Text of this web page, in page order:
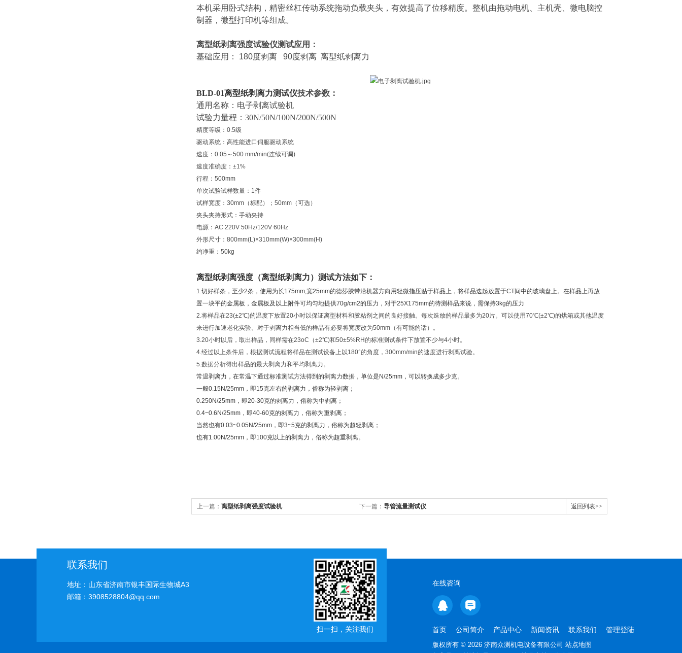
本机采用卧式结构，精密丝杠传动系统拖动负载夹头，有效提高了位移精度。整机由拖动电机、主机壳、微电脑控
制器，微型打印机等组成。
离型纸剥离强度试验仪测试应用：
基础应用： 180度剥离 90度剥离 离型纸剥离力
BLD-01离型纸剥离力测试仪技术参数：
通用名称：电子剥离试验机
试验力量程：30N/50N/100N/200N/500N
精度等级：0.5级
驱动系统：高性能进口伺服驱动系统
速度：0.05～500 mm/min(连续可调)
速度准确度：±1%
行程：500mm
单次试验试样数量：1件
试样宽度：30mm（标配）；50mm（可选）
夹头夹持形式：手动夹持
电源：AC 220V 50Hz/120V 60Hz
外形尺寸：800mm(L)×310mm(W)×300mm(H)
约净重：50kg
离型纸剥离强度（离型纸剥离力）测试方法如下：
1.切好样条，至少2条，使用为长175mm,宽25mm的德莎胶带沿机器方向用轻微指压贴于样品上，将样品迭起放置于CT间中的玻璃盘上。在样品上再放
置一块平的金属板，金属板及以上附件可均匀地提供70g/cm2的压力，对于25X175mm的待测样品来说，需保持3kg的压力
2.将样品在23(±2℃)的温度下放置20小时以保证离型材料和胶粘剂之间的良好接触。每次迭放的样品最多为20片。可以使用70℃(±2℃)的烘箱或其他温度
来进行加速老化实验。对于剥离力相当低的样品有必要将宽度改为50mm（有可能的话）。
3.20小时以后，取出样品，同样需在23oC（±2℃)和50±5%RH的标准测试条件下放置不少与4小时。
4.经过以上条件后，根据测试流程将样品在测试设备上以180°的角度，300mm/min的速度进行剥离试验。
5.数据分析得出样品的最大剥离力和平均剥离力。
常温剥离力，在常温下通过标准测试方法得到的剥离力数据，单位是N/25mm，可以转换成多少克。
一般0.15N/25mm，即15克左右的剥离力，俗称为轻剥离；
0.250N/25mm，即20-30克的剥离力，俗称为中剥离；
0.4~0.6N/25mm，即40-60克的剥离力，俗称为重剥离；
当然也有0.03~0.05N/25mm，即3~5克的剥离力，俗称为超轻剥离；
也有1.00N/25mm，即100克以上的剥离力，俗称为超重剥离。
上一篇： 离型纸剥离强度试验机 下一篇： 导管流量测试仪 返回列表>>
联系我们
地址：山东省济南市银丰国际生物城A3
邮箱：3908528804@qq.com
扫一扫，关注我们
在线咨询
首页 公司简介 产品中心 新闻资讯 联系我们 管理登陆
版权所有 © 2026 济南众测机电设备有限公司 站点地图